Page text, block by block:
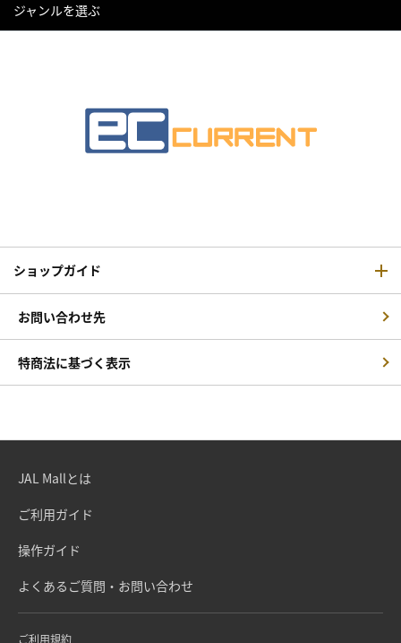
ジャンルを選ぶ
ショップガイド
お問い合わせ先
特商法に基づく表示
JAL Mallとは
ご利用ガイド
操作ガイド
よくあるご質問・お問い合わせ
ご利用規約